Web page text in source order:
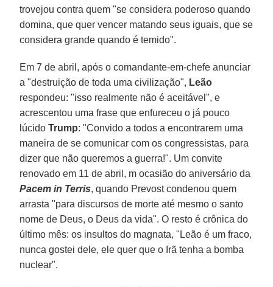
trovejou contra quem "se considera poderoso quando
domina, que quer vencer matando seus iguais, que se
considera grande quando é temido".
Em 7 de abril, após o comandante-em-chefe anunciar
a "destruição de toda uma civilização", Leão
respondeu: "isso realmente não é aceitável", e
acrescentou uma frase que enfureceu o já pouco
lúcidoTrump: "Convido a todos a encontrarem uma
maneira de se comunicar com os congressistas, para
dizer que não queremos a guerra!". Um convite
renovado em 11 de abril, m ocasião do aniversário da
Pacem in Terris, quando Prevost condenou quem
arrasta "para discursos de morte até mesmo o santo
nome de Deus, o Deus da vida". O resto é crônica do
último mês: os insultos do magnata, "Leão é um fraco,
nunca gostei dele, ele quer que o Irã tenha a bomba
nuclear".